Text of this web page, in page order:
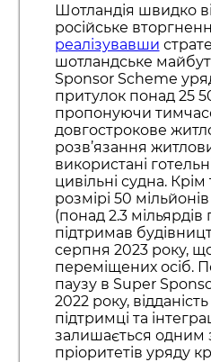
Шотландія швидко
російське
реалізувавши
шотландське
Sponsor Scheme
притулок понад 25
пропонуючи
довгострокове
розв’язання
використані
цивільні судна.
розмірі 50
(понад 2.3 мільярдів
підтримав
серпня 2023 року,
переміщених осіб.
паузу в Super
2022 року,
підтримці та
залишається одним
пріоритетів уряду